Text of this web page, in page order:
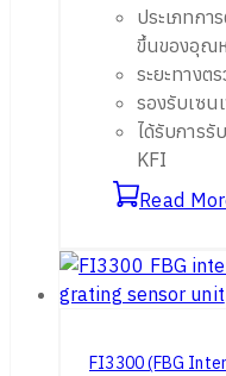
ประเภทกา
ขึ้นของอุณ
ระยะทางต
รองรับเซน
ได้รับการ
KFI
Read
FI3300 (FBG